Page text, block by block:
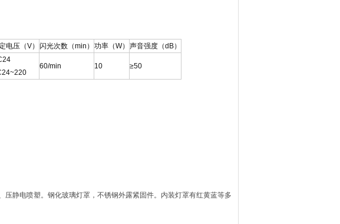
电压（V） 闪光次数（min） 功率（W） 声音强度（dB）
60/min 10 ≥50
静电喷塑。钢化玻璃灯罩，不锈钢外露紧固件。内装灯罩有红黄蓝等多